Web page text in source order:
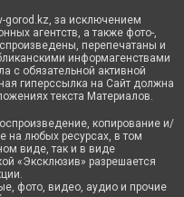
за исключением
агентств, а также фото-,
перепечатаны и
информагенствами
с обязательной активной
гиперссылка на Сайт должна
текста Материалов.
копирование и/
на любых ресурсах, в том
виде, так и в виде
«Эксклюзив» разрешается
фото, видео, аудио и прочие